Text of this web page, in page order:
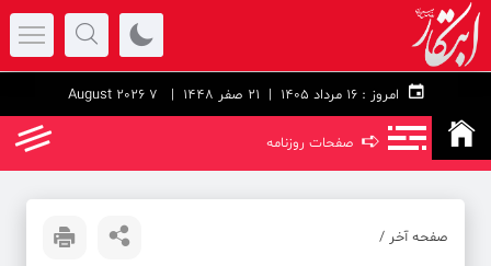
امروز : ۱۶ مرداد ۱۴۰۵ | 21 صفر 1448 | 7 August 2026
➪ صفحات روزنامه
صفحه آخر /